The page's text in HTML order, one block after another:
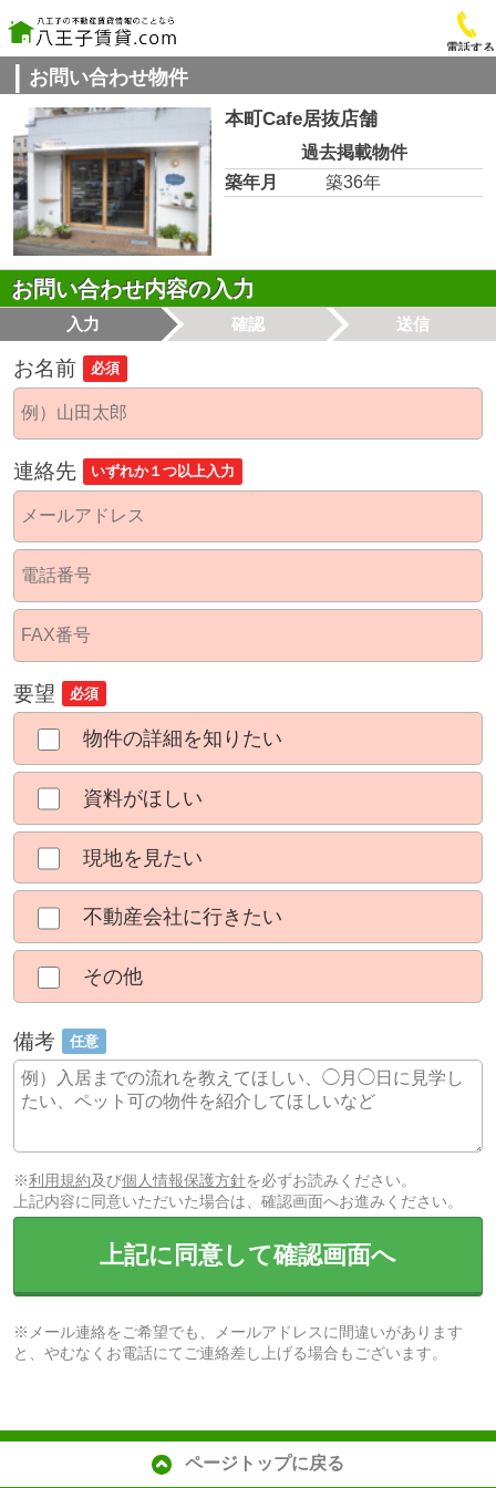
電話する
お問い合わせ物件
本町Cafe居抜店舗
過去掲載物件
築年月
築36年
お問い合わせ内容の入力
入力 確認 送信
お名前 必須
連絡先 いずれか１つ以上入力
要望 必須
物件の詳細を知りたい
資料がほしい
現地を見たい
不動産会社に行きたい
その他
備考 任意
※利用規約及び個人情報保護方針を必ずお読みください。
上記内容に同意いただいた場合は、確認画面へお進みください。
上記に同意して確認画面へ
※メール連絡をご希望でも、メールアドレスに間違いがあります
と、やむなくお電話にてご連絡差し上げる場合もございます。
ページトップに戻る